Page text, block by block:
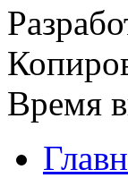
Время